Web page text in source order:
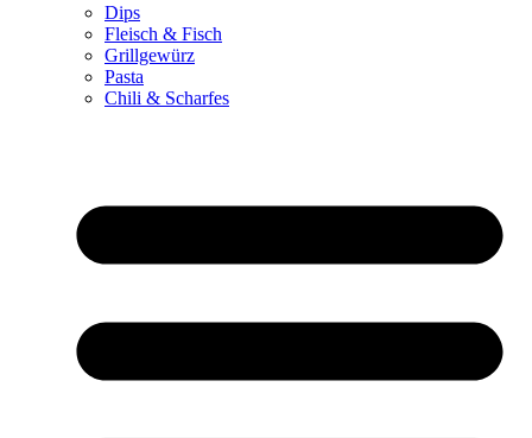
Dips
Fleisch & Fisch
Grillgewürz
Pasta
Chili & Scharfes